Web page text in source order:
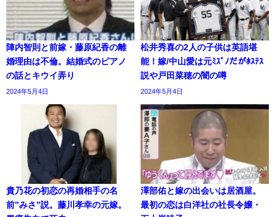
陣内智則と前嫁・藤原紀香の離
婚理由は不倫。結婚式のピアノ
の話とキウイ弄り
2024年5月4日
松井秀喜の2人の子供は英語堪
能！嫁/中山愛は元ﾐｽﾞﾉだがﾎｽﾃｽ
説や戸田菜穂の闇の噂
2024年5月4日
貴乃花の初恋の再婚相手の名
前”みさ”説。藤川孝幸の元嫁。
澤部佑と嫁の出会いは居酒屋。
最初の恋は白洋社の社長令嬢・